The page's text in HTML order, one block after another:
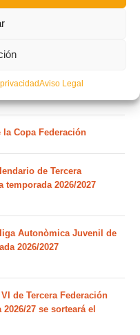
Aviso Legal
y calendarios de Lliga
Copa Federación
de Tercera
temporada 2026/2027
Autonòmica Juvenil de
2026/2027
de Tercera Federación
27 se sorteará el